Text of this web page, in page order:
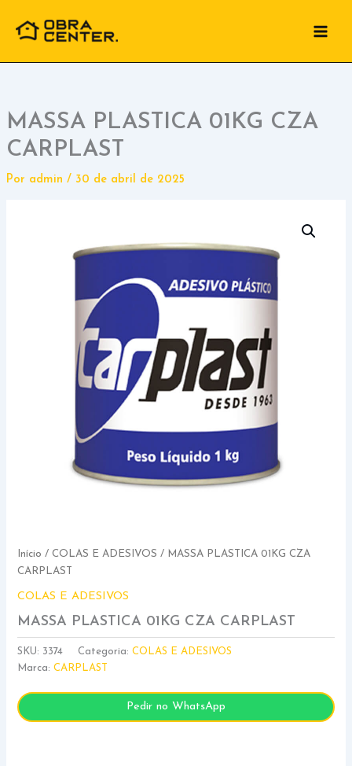
para
conteúdo
MASSA PLASTICA 01KG CZA
CARPLAST
Por admin / 30 de abril de 2025
Início /COLAS E ADESIVOS / MASSA PLASTICA 01KG CZA
CARPLAST
COLAS E ADESIVOS
MASSA PLASTICA 01KG CZA CARPLAST
SKU: 3374 Categoria:COLAS E ADESIVOS
Marca:CARPLAST
Pedir no WhatsApp